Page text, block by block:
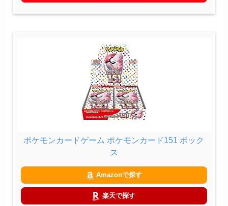
ポケモンカードゲーム ポケモンカード151 ボック
ス
Amazonで探す
楽天で探す